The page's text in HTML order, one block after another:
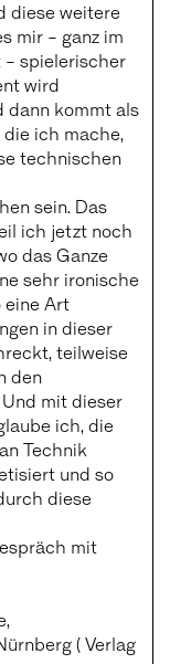
diese weitere
mir – ganz im
– spielerischer
wird
dann kommt als
ich mache,
technischen
sein. Das
ich jetzt noch
das Ganze
sehr ironische
eine Art
in dieser
teilweise
den
mit dieser
ich, die
Technik
und so
diese
mit
( Verlag